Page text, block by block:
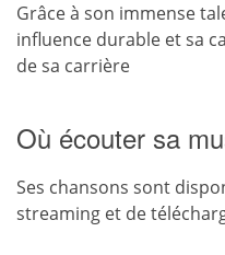
Grâce à son immense
influence durable et sa
de sa carrière
Où écouter sa
Ses chansons sont
streaming et de